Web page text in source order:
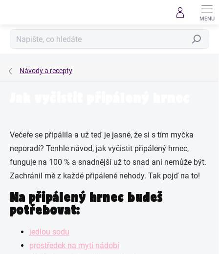
Hledat
Návody a recepty
Večeře se připálila a už teď je jasné, že si s tím myčka
neporadí? Tenhle návod, jak vyčistit připálený hrnec,
funguje na 100 % a snadnější už to snad ani nemůže být.
Zachránil mě z každé připálené nehody. Tak pojď na to!
Na připálený hrnec budeš
potřebovat:
jedlou sodu
prostředek na mytí nádobí